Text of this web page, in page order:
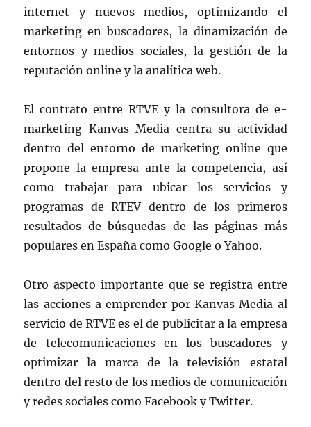
internet y nuevos medios, optimizando el
marketing en buscadores, la dinamización de
entornos y medios sociales, la gestión de la
reputación online y la analítica web.
El contrato entre RTVE y la consultora de e-
marketing Kanvas Media centra su actividad
dentro del entorno de marketing online que
propone la empresa ante la competencia, así
como trabajar para ubicar los servicios y
programas de RTEV dentro de los primeros
resultados de búsquedas de las páginas más
populares en España como Google o Yahoo.
Otro aspecto importante que se registra entre
las acciones a emprender por Kanvas Media al
servicio de RTVE es el de publicitar a la empresa
de telecomunicaciones en los buscadores y
optimizar la marca de la televisión estatal
dentro del resto de los medios de comunicación
y redes sociales como Facebook y Twitter.